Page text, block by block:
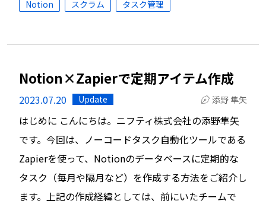
Notion スクラム タスク管理
Notion×Zapierで定期アイテム作成
2023.07.20 Update 添野 隼矢
はじめに こんにちは。ニフティ株式会社の添野隼矢
です。今回は、ノーコードタスク自動化ツールである
Zapierを使って、Notionのデータベースに定期的な
タスク（毎月や隔月など）を作成する方法をご紹介し
ます。上記の作成経緯としては、前にいたチームで